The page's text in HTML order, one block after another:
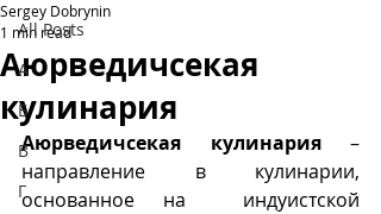
All Posts
А
Б
В
Г
Аюрведичсекая
кулинария
Sergey Dobrynin
1 min read
Аюрведичсекая кулинария –
направление в кулинарии,
основанное на  индуистской